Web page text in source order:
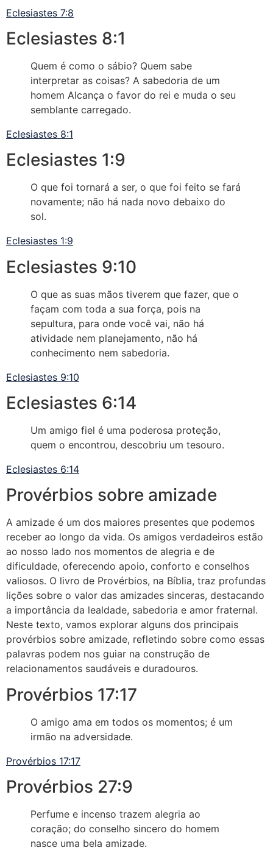
Eclesiastes 7:8
Eclesiastes 8:1
Quem é como o sábio? Quem sabe
interpretar as coisas? A sabedoria de um
homem Alcança o favor do rei e muda o seu
semblante carregado.
Eclesiastes 8:1
Eclesiastes 1:9
O que foi tornará a ser, o que foi feito se fará
novamente; não há nada novo debaixo do
sol.
Eclesiastes 1:9
Eclesiastes 9:10
O que as suas mãos tiverem que fazer, que o
façam com toda a sua força, pois na
sepultura, para onde você vai, não há
atividade nem planejamento, não há
conhecimento nem sabedoria.
Eclesiastes 9:10
Eclesiastes 6:14
Um amigo fiel é uma poderosa proteção,
quem o encontrou, descobriu um tesouro.
Eclesiastes 6:14
Provérbios sobre amizade
A amizade é um dos maiores presentes que podemos
receber ao longo da vida. Os amigos verdadeiros estão
ao nosso lado nos momentos de alegria e de
dificuldade, oferecendo apoio, conforto e conselhos
valiosos. O livro de Provérbios, na Bíblia, traz profundas
lições sobre o valor das amizades sinceras, destacando
a importância da lealdade, sabedoria e amor fraternal.
Neste texto, vamos explorar alguns dos principais
provérbios sobre amizade, refletindo sobre como essas
palavras podem nos guiar na construção de
relacionamentos saudáveis e duradouros.
Provérbios 17:17
O amigo ama em todos os momentos; é um
irmão na adversidade.
Provérbios 17:17
Provérbios 27:9
Perfume e incenso trazem alegria ao
coração; do conselho sincero do homem
nasce uma bela amizade.